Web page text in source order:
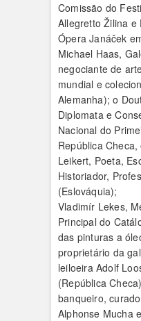
Comissão do
Allegretto Žilina e
Ópera Janáček
Michael Haas,
negociante de
mundial e
Alemanha); o
Diplomata e
Nacional do
República
Leikert, Poeta,
Historiador,
(Eslováquia);
Vladimír Lekes,
Principal do
das pinturas a
proprietário da
leiloeira Adolf
(República
banqueiro,
Alphonse Mucha